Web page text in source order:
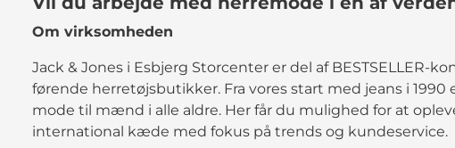
Om virksomheden
Jack & Jones i Esbjerg Storcenter er del af BESTSELLER-
førende herretøjsbutikker. Fra vores start med jeans i
mode til mænd i alle aldre. Her får du mulighed for at
international kæde med fokus på trends og kundeservice.